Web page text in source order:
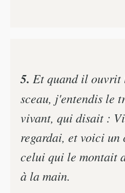
5. Et quand il ouvrit
sceau, j'entendis le
vivant, qui disait :
regardai, et voici
celui qui le montait
à la main.